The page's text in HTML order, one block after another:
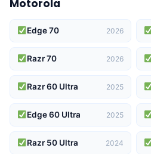
Motorola
Edge 70 2026
Razr 70 2026
Razr 60 Ultra 2025
Edge 60 Ultra 2025
Razr 50 Ultra 2024